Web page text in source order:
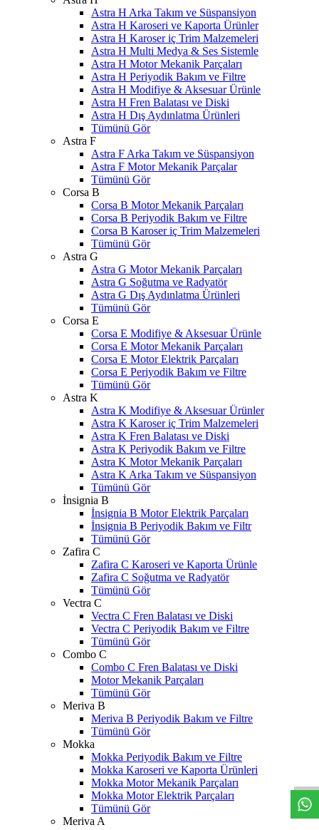
Astra H Arka Takım ve Süspansiyon
Astra H Karoseri ve Kaporta Ürünler
Astra H Karoser iç Trim Malzemeleri
Astra H Multi Medya & Ses Sistemle
Astra H Motor Mekanik Parçaları
Astra H Periyodik Bakım ve Filtre
Astra H Modifiye & Aksesuar Ürünle
Astra H Fren Balatası ve Diski
Astra H Dış Aydınlatma Ürünleri
Tümünü Gör
Astra F
Astra F Arka Takım ve Süspansiyon
Astra F Motor Mekanik Parçalar
Tümünü Gör
Corsa B
Corsa B Motor Mekanik Parçaları
Corsa B Periyodik Bakım ve Filtre
Corsa B Karoser iç Trim Malzemeleri
Tümünü Gör
Astra G
Astra G Motor Mekanik Parçaları
Astra G Soğutma ve Radyatör
Astra G Dış Aydınlatma Ürünleri
Tümünü Gör
Corsa E
Corsa E Modifiye & Aksesuar Ürünle
Corsa E Motor Mekanik Parçaları
Corsa E Motor Elektrik Parçaları
Corsa E Periyodik Bakım ve Filtre
Tümünü Gör
Astra K
Astra K Modifiye & Aksesuar Ürünler
Astra K Karoser iç Trim Malzemeleri
Astra K Fren Balatası ve Diski
Astra K Periyodik Bakım ve Filtre
Astra K Motor Mekanik Parçaları
Astra K Arka Takım ve Süspansiyon
Tümünü Gör
İnsignia B
İnsignia B Motor Elektrik Parçaları
İnsignia B Periyodik Bakım ve Filtr
Tümünü Gör
Zafira C
Zafira C Karoseri ve Kaporta Ürünle
Zafira C Soğutma ve Radyatör
Tümünü Gör
Vectra C
Vectra C Fren Balatası ve Diski
Vectra C Periyodik Bakım ve Filtre
Tümünü Gör
Combo C
Combo C Fren Balatası ve Diski
Motor Mekanik Parçaları
Tümünü Gör
Meriva B
Meriva B Periyodik Bakım ve Filtre
Tümünü Gör
Mokka
Mokka Periyodik Bakım ve Filtre
Mokka Karoseri ve Kaporta Ürünleri
Mokka Motor Mekanik Parçaları
Mokka Motor Elektrik Parçaları
Tümünü Gör
Meriva A